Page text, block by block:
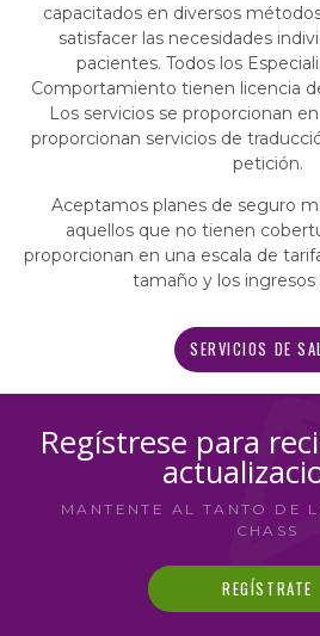
capacitados en diversos
satisfacer las necesidades
pacientes. Todos los
Comportamiento tienen licencia
Los servicios se proporcionan
proporcionan servicios de
petición.
Aceptamos planes de seguro
aquellos que no tienen
proporcionan en una escala de
tamaño y los ingresos
SERVICIOS DE
Regístrese para
MANTENTE AL TANTO DE
CHASS
REGÍSTRATE